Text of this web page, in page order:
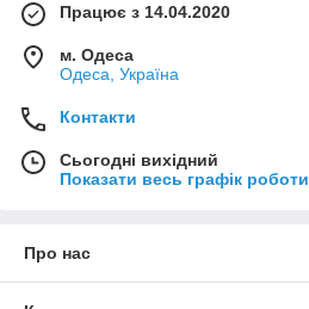
Працює з 14.04.2020
м. Одеса
Одеса, Україна
Контакти
Сьогодні вихідний
Показати весь графік роботи
Про нас